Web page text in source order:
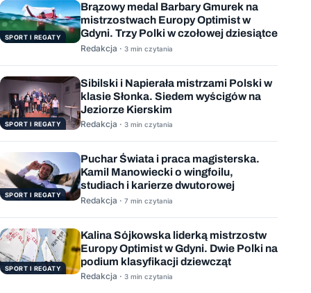
SPORT I REGATY
Brązowy medal Barbary Gmurek na
mistrzostwach Europy Optimist w
Gdyni. Trzy Polki w czołowej dziesiątce
Redakcja · 3 min czytania
SPORT I REGATY
Sibilski i Napierała mistrzami Polski w
klasie Słonka. Siedem wyścigów na
Jeziorze Kierskim
Redakcja · 3 min czytania
SPORT I REGATY
Puchar Świata i praca magisterska.
Kamil Manowiecki o wingfoilu,
studiach i karierze dwutorowej
Redakcja · 7 min czytania
SPORT I REGATY
Kalina Sójkowska liderką mistrzostw
Europy Optimist w Gdyni. Dwie Polki na
podium klasyfikacji dziewcząt
Redakcja · 3 min czytania